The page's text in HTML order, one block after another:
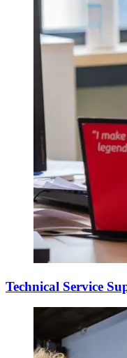
Technical Service